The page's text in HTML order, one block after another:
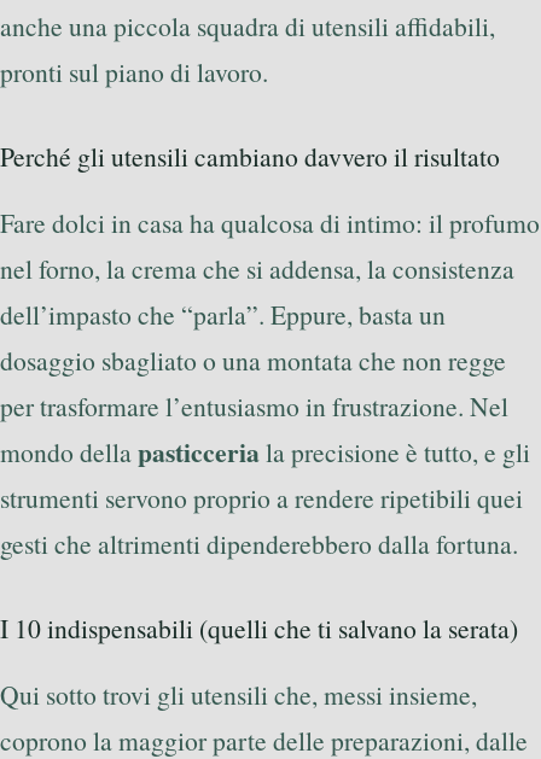
anche una piccola squadra di utensili affidabili,
pronti sul piano di lavoro.
Perché gli utensili cambiano davvero il risultato
Fare dolci in casa ha qualcosa di intimo: il profumo
nel forno, la crema che si addensa, la consistenza
dell’impasto che “parla”. Eppure, basta un
dosaggio sbagliato o una montata che non regge
per trasformare l’entusiasmo in frustrazione. Nel
mondo dellapasticceriala precisione è tutto, e gli
strumenti servono proprio a rendere ripetibili quei
gesti che altrimenti dipenderebbero dalla fortuna.
I 10 indispensabili (quelli che ti salvano la serata)
Qui sotto trovi gli utensili che, messi insieme,
coprono la maggior parte delle preparazioni, dalle